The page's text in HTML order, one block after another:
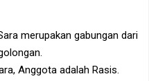
merupakan gabungan dari
Anggota adalah Rasis.